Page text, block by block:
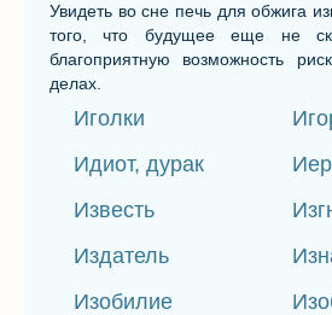
Увидеть во сне печь для обжига
того, что будущее еще не
благоприятную возможность
делах.
Иголки
Идиот, дурак
Известь
Издатель
Изобилие